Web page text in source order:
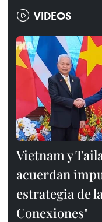
VIDEOS
Vietnam y
acuerdan
estrategia de
Conexiones"